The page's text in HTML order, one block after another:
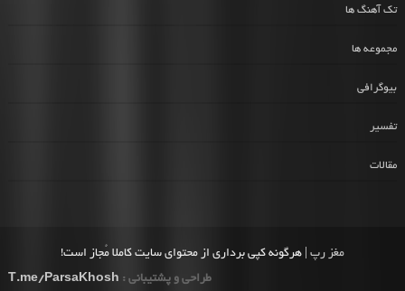
تک آهنگ ها
مجموعه ها
بیوگرافی
تفسیر
مقالات
مغز رپ | هرگونه کپی برداری از محتوای سایت کاملا مُجاز است!
طراحی و پشتیبانی : T.me/ParsaKhosh